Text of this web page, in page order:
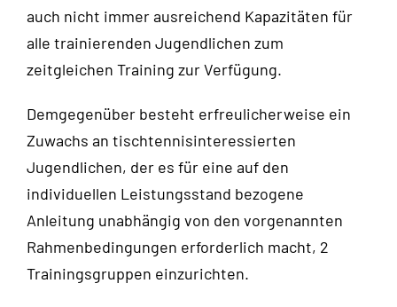
auch nicht immer ausreichend Kapazitäten für
alle trainierenden Jugendlichen zum
zeitgleichen Training zur Verfügung.
Demgegenüber besteht erfreulicherweise ein
Zuwachs an tischtennisinteressierten
Jugendlichen, der es für eine auf den
individuellen Leistungsstand bezogene
Anleitung unabhängig von den vorgenannten
Rahmenbedingungen erforderlich macht, 2
Trainingsgruppen einzurichten.